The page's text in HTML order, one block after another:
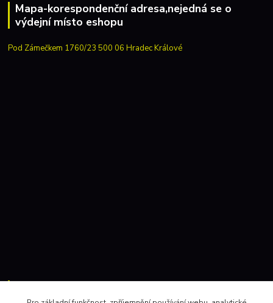
Mapa-korespondenční adresa,nejedná se o
výdejní místo eshopu
Pod Zámečkem 1760/23 500 06 Hradec Králové